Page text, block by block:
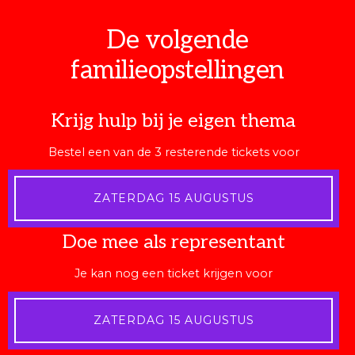
De volgende
familieopstellingen
Krijg hulp bij je eigen thema
Bestel een van de 3 resterende tickets voor
ZATERDAG 15 AUGUSTUS
Doe mee als representant
Je kan nog een ticket krijgen voor
ZATERDAG 15 AUGUSTUS